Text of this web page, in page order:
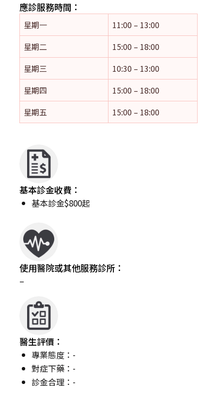
應診服務時間：
星期一
11:00 – 13:00
星期二
15:00 – 18:00
星期三
10:30 – 13:00
星期四
15:00 – 18:00
星期五
15:00 – 18:00
基本診金收費：
基本診金$800起
使用醫院或其他服務診所：
–
醫生評價：
專業態度：-
對症下藥：-
診金合理：-